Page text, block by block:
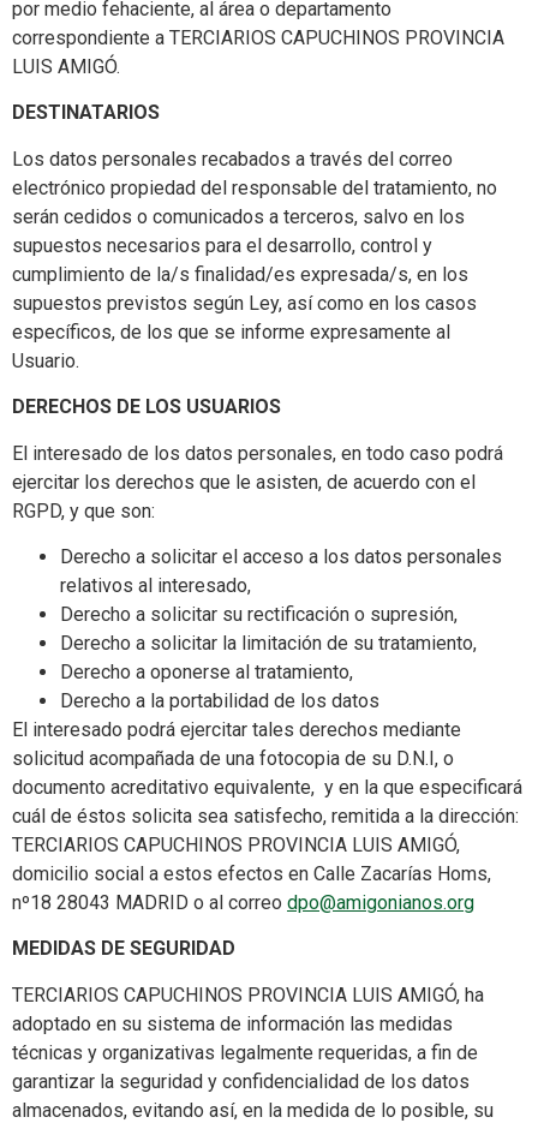
por medio fehaciente, al área o departamento
correspondiente a TERCIARIOS CAPUCHINOS PROVINCIA
LUIS AMIGÓ.
DESTINATARIOS
Los datos personales recabados a través del correo
electrónico propiedad del responsable del tratamiento, no
serán cedidos o comunicados a terceros, salvo en los
supuestos necesarios para el desarrollo, control y
cumplimiento de la/s finalidad/es expresada/s, en los
supuestos previstos según Ley, así como en los casos
específicos, de los que se informe expresamente al
Usuario.
DERECHOS DE LOS USUARIOS
El interesado de los datos personales, en todo caso podrá
ejercitar los derechos que le asisten, de acuerdo con el
RGPD, y que son:
Derecho a solicitar el acceso a los datos personales
relativos al interesado,
Derecho a solicitar su rectificación o supresión,
Derecho a solicitar la limitación de su tratamiento,
Derecho a oponerse al tratamiento,
Derecho a la portabilidad de los datos
El interesado podrá ejercitar tales derechos mediante
solicitud acompañada de una fotocopia de su D.N.I, o
documento acreditativo equivalente, y en la que especificará
cuál de éstos solicita sea satisfecho, remitida a la dirección:
TERCIARIOS CAPUCHINOS PROVINCIA LUIS AMIGÓ,
domicilio social a estos efectos en Calle Zacarías Homs,
nº18 28043 MADRID o al correo dpo@amigonianos.org
MEDIDAS DE SEGURIDAD
TERCIARIOS CAPUCHINOS PROVINCIA LUIS AMIGÓ, ha
adoptado en su sistema de información las medidas
técnicas y organizativas legalmente requeridas, a fin de
garantizar la seguridad y confidencialidad de los datos
almacenados, evitando así, en la medida de lo posible, su